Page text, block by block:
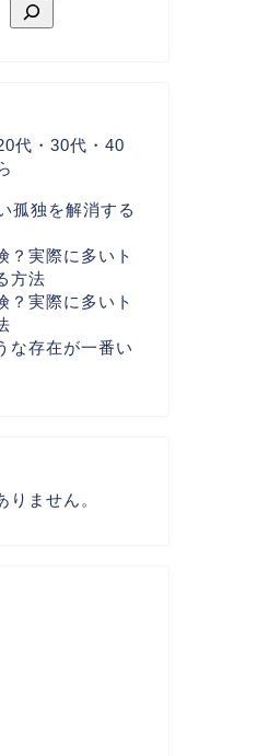
代・30代・40
孤独を解消する
？実際に多いト
方法
？実際に多いト
な存在が一番い
ません。